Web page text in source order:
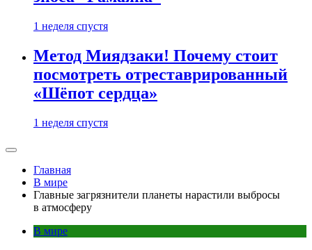
1 неделя спустя
Метод Миядзаки! Почему стоит
посмотреть отреставрированный
«Шёпот сердца»
1 неделя спустя
Главная
В мире
Главные загрязнители планеты нарастили выбросы
в атмосферу
В мире